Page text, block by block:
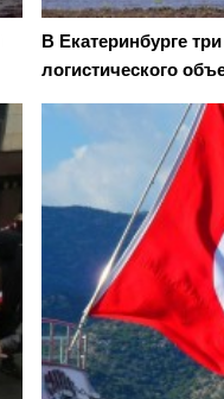
В Екатеринбурге
логистического